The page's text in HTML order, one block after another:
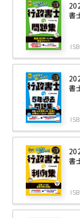
書
書
書